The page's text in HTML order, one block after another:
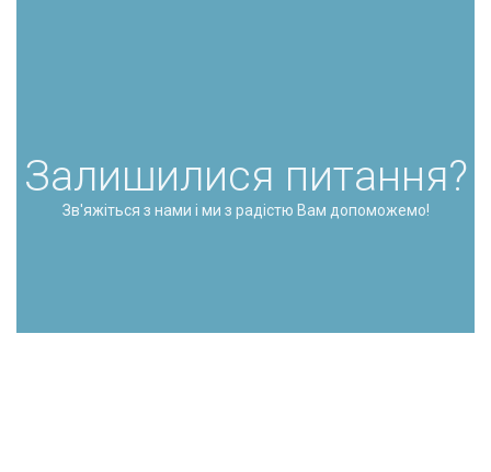
Залишилися питання?
Зв'яжіться з нами і ми з радістю Вам допоможемо!